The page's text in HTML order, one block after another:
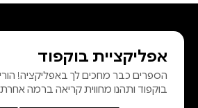
אפליקציית בוקפוד
הספרים כבר מחכים לך באפליקציה!
בוקפוד ותהנו מחווית קריאה ברמה